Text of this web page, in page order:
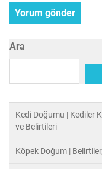
Ara
Kedi Doğumu | Kediler
ve Belirtileri
Köpek Doğum |